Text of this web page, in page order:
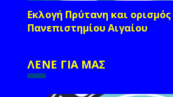
Εκλογή Πρύτανη και
Πανεπιστημίου Αιγαίου
ΛΕΝΕ ΓΙΑ ΜΑΣ